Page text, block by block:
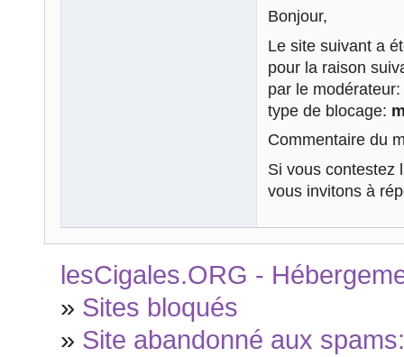
Bonjour,
Le site suivant a
pour la raison
par le modérateur:
type de blocage:
Commentaire du
Si vous contestez
vous invitons à
lesCigales.ORG -
» Sites bloqués
» Site abandonné aux